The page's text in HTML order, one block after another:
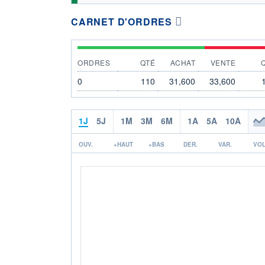
CARNET D'ORDRES
ORDRES QTÉ ACHAT VENTE
0 110 31,600 33,600
1J 5J 1M 3M 6M 1A 5A 10A
OUV. +HAUT +BAS DER. VAR.